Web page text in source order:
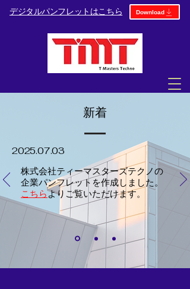
​デジタルパンフレットはこちら Download
​新着
2025.07.03
​株式会社ティーマスターズテクノの
企業パンフレットを作成しました。
こちらよりご覧いただけます。